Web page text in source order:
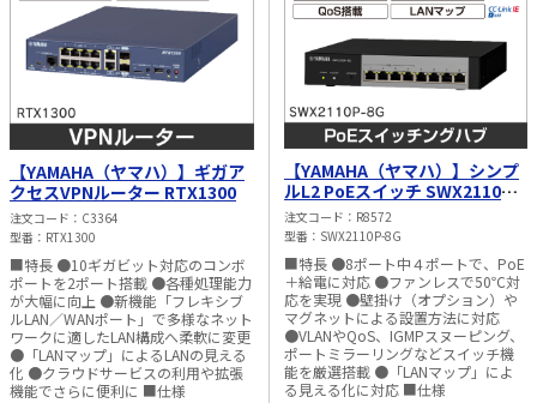
照明・照明器具
電源タップ・延長コード
スイッチ・コンセント（配線器具）
ボックス・ビニル電線管付属品・引き込
みカバー
工具関連
EV充電設備工事関連
感染症関連
その他
【YAMAHA（ヤマハ）】ギガア
クセスVPNルーター RTX1300
注文コード
C3364
型番
RTX1300
■特長 ●10ギガビット対応のコンボ
ポートを2ポート搭載 ●各種処理能力
が大幅に向上 ●新機能「フレキシブ
ルLAN／WANポート」で多様なネット
ワークに適したLAN構成へ柔軟に変更
●「LANマップ」によるLANの見える
化 ●クラウドサービスの利用や拡張
機能でさらに便利に ■仕様
【YAMAHA（ヤマハ）】シンプ
ルL2 PoEスイッチ SWX2110P-
8G
注文コード
R8572
型番
SWX2110P-8G
■特長 ●8ポート中４ポートで、PoE
＋給電に対応 ●ファンレスで50℃対
応を実現 ●壁掛け（オプション）や
マグネットによる設置方法に対応
●VLANやQoS、IGMPスヌーピング、
ポートミラーリングなどスイッチ機
能を厳選搭載 ●「LANマップ」によ
る見える化に対応 ■仕様